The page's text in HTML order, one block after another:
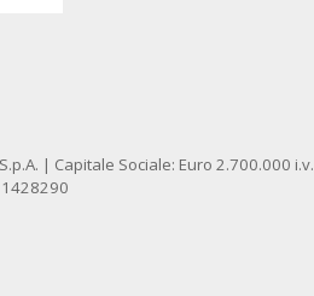
| Capitale Sociale: Euro 2.700.000 i.v.